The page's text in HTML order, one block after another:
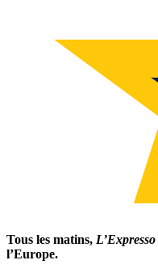
Tous les matins, L’Expresso
l’Europe.